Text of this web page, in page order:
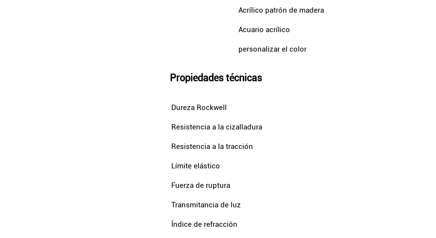
Acrílico patrón de madera
Acuario acrílico
personalizar el color
Propiedades técnicas
Dureza Rockwell
Resistencia a la cizalladura
Resistencia a la tracción
Límite elástico
Fuerza de ruptura
Transmitancia de luz
Índice de refracción